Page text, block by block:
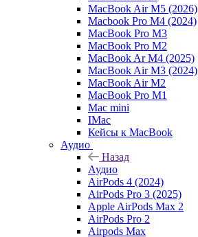
MacBook Air M5 (2026)
Macbook Pro M4 (2024)
MacBook Pro M3
MacBook Pro M2
MacBook Ar M4 (2025)
MacBook Air M3 (2024)
MacBook Air M2
MacBook Pro M1
Mac mini
IMac
Кейсы к MacBook
Аудио
Назад
Аудио
AirPods 4 (2024)
AirPods Pro 3 (2025)
Apple AirPods Max 2
AirPods Pro 2
Airpods Max